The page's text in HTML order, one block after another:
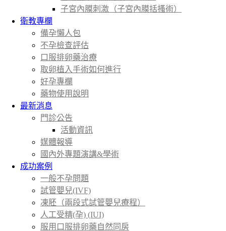
子宮內膜刺激（子宮內膜括搔術）
衛教專欄
備孕懶人包
不孕檢查評估
口服排卵藥治療
取卵植入手術如何進行
好孕專欄
藥物使用說明
最新消息
門診公告
活動資訊
媒體報導
國內外專題演講&學術
成功案例
一般不孕問題
試管嬰兒(IVF)
凍胚（兩段式試管嬰兒療程）
人工受精(孕) (IUI)
服用口服排卵藥自然同房